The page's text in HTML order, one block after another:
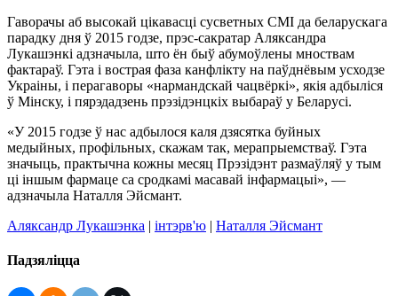
Гаворачы аб высокай цікавасці сусветных СМІ да беларускага
парадку дня ў 2015 годзе, прэс-сакратар Аляксандра
Лукашэнкі адзначыла, што ён быў абумоўлены мноствам
фактараў. Гэта і вострая фаза канфлікту на паўднёвым усходзе
Украіны, і перагаворы «нармандскай чацвёркі», якія адбыліся
ў Мінску, і пярэдадзень прэзідэнцкіх выбараў у Беларусі.
«У 2015 годзе ў нас адбылося каля дзясятка буйных
медыйных, профільных, скажам так, мерапрыемстваў. Гэта
значыць, практычна кожны месяц Прэзідэнт размаўляў у тым
ці іншым фармаце са сродкамі масавай інфармацыі», —
адзначыла Наталля Эйсмант.
Аляксандр Лукашэнка | інтэрв'ю | Наталля Эйсмант
Падзяліцца